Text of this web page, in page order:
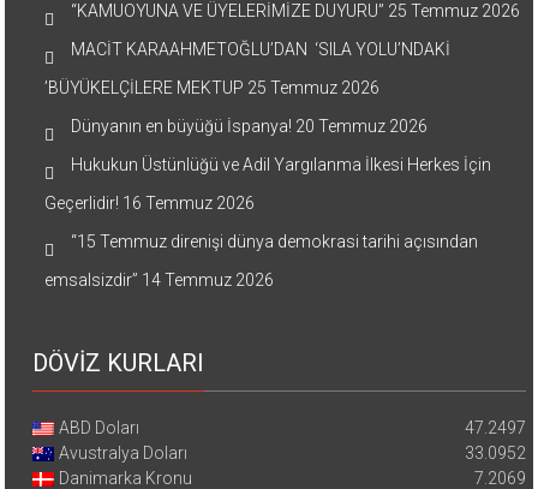
“KAMUOYUNA VE ÜYELERİMİZE DUYURU” 25 Temmuz 2026
MACİT KARAAHMETOĞLU’DAN ‘SILA YOLU’NDAKİ
’BÜYÜKELÇİLERE MEKTUP 25 Temmuz 2026
Dünyanın en büyüğü İspanya! 20 Temmuz 2026
Hukukun Üstünlüğü ve Adil Yargılanma İlkesi Herkes İçin
Geçerlidir! 16 Temmuz 2026
“15 Temmuz direnişi dünya demokrasi tarihi açısından
emsalsizdir” 14 Temmuz 2026
DÖVİZ KURLARI
ABD Doları
47.2497
Avustralya Doları
33.0952
Danimarka Kronu
7.2069